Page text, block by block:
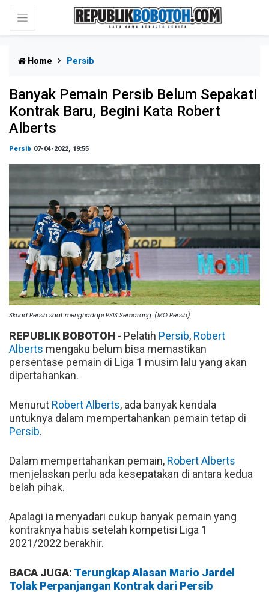
Home Persib
Banyak Pemain Persib Belum Sepakati
Kontrak Baru, Begini Kata Robert
Alberts
Persib 07-04-2022, 19:55
Skuad Persib saat menghadapi PSIS Semarang. (MO Persib)
REPUBLIK BOBOTOH - Pelatih Persib, Robert
Alberts mengaku belum bisa memastikan
persentase pemain di Liga 1 musim lalu yang akan
dipertahankan.
Menurut Robert Alberts, ada banyak kendala
untuknya dalam mempertahankan pemain tetap di
Persib.
Dalam mempertahankan pemain, Robert Alberts
menjelaskan perlu ada kesepatakan di antara kedua
belah pihak.
Apalagi ia menyadari cukup banyak pemain yang
kontraknya habis setelah kompetisi Liga 1
2021/2022 berakhir.
BACA JUGA: Terungkap Alasan Mario Jardel
Tolak Perpanjangan Kontrak dari Persib